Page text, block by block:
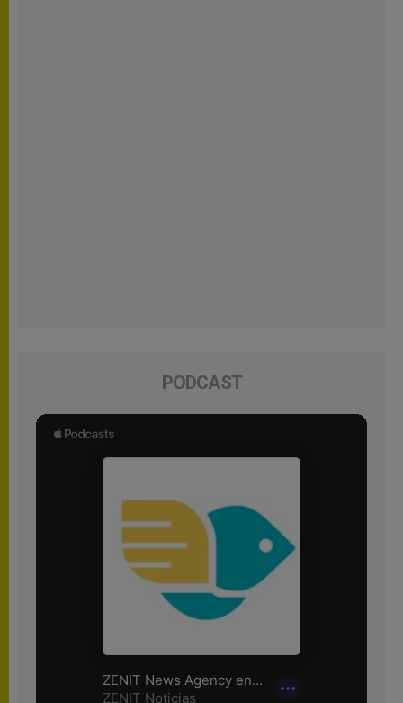
PODCAST